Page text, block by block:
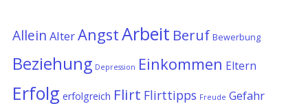
Allein AlterAngstArbeit Beruf Bewerbung
Beziehung Depression Einkommen Eltern
Erfolg erfolgreich Flirt Flirttipps Freude Gefahr